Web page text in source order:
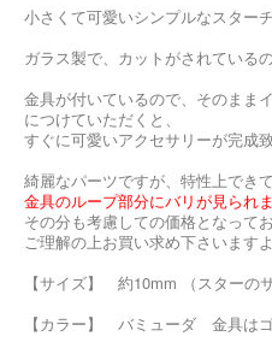
小さくて可愛いシンプルなスター
ガラス製で、カットがされている
金具が付いているので、そのまま
につけていただくと、
すぐに可愛いアクセサリーが完成致
綺麗なパーツですが、特性上でき
金具のループ部分にバリが見られ
その分も考慮しての価格となって
ご理解の上お買い求め下さいます
【サイズ】 約10mm （スターのサ
【カラー】 バミューダ 金具は